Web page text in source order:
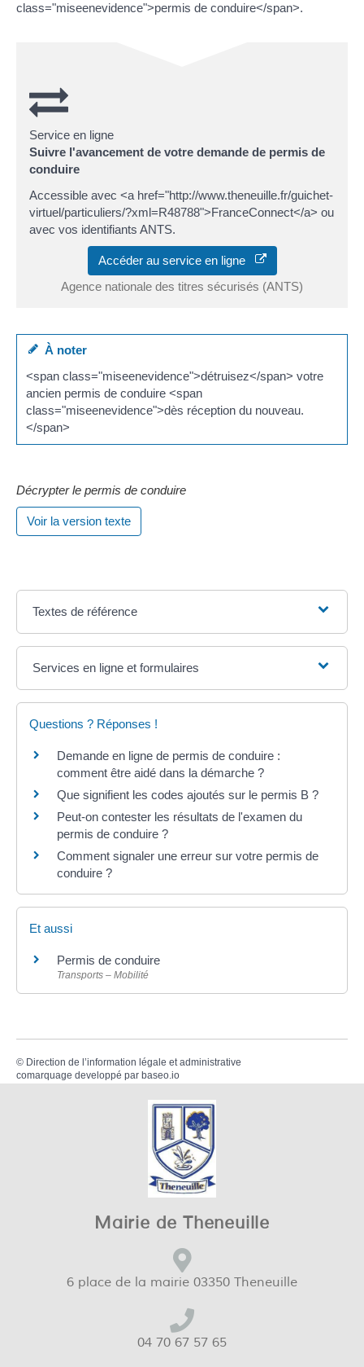
class="miseenevidence">permis de conduire</span>.
Service en ligne
Suivre l'avancement de votre demande de permis de
conduire
Accessible avec <a href="http://www.theneuille.fr/guichet-
virtuel/particuliers/?xml=R48788">FranceConnect</a> ou
avec vos identifiants ANTS.
Accéder au service en ligne
Agence nationale des titres sécurisés (ANTS)
À noter
<span class="miseenevidence">détruisez</span> votre
ancien permis de conduire <span
class="miseenevidence">dès réception du nouveau.
</span>
Décrypter le permis de conduire
Voir la version texte
Textes de référence
Services en ligne et formulaires
Questions ? Réponses !
Demande en ligne de permis de conduire :
comment être aidé dans la démarche ?
Que signifient les codes ajoutés sur le permis B ?
Peut-on contester les résultats de l'examen du
permis de conduire ?
Comment signaler une erreur sur votre permis de
conduire ?
Et aussi
Permis de conduire
Transports – Mobilité
© Direction de l’information légale et administrative
comarquage developpé par baseo.io
Mairie de Theneuille
6 place de la mairie 03350 Theneuille
04 70 67 57 65